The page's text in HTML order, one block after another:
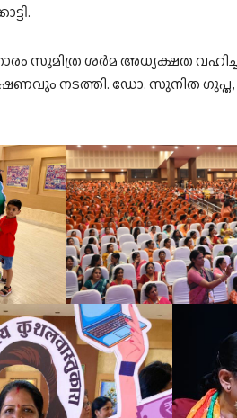
സുമിത്ര ശര്‍മ അധ്യക്ഷത
നടത്തി. ഡോ. സുനിത ഗുപ്ത,